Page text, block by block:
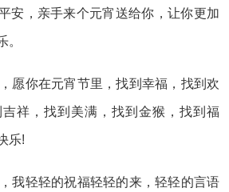
安，亲手来个元宵送给你，让你更加
。
愿你在元宵节里，找到幸福，找到欢
祥，找到美满，找到金猴，找到福
乐!
我轻轻的祝福轻轻的来，轻轻的言语